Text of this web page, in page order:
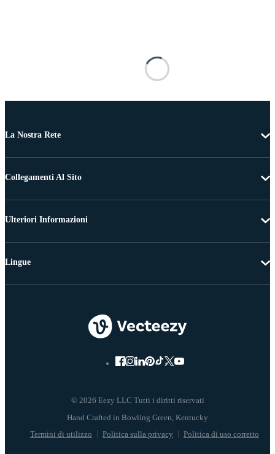
La Nostra Rete
Collegamenti Al Sito
Ulteriori Informazioni
© 2026 Eezy LLC Tutti i diritti riservati
Termini di utilizzo Politica sulla privacy Politica di uso corretto
Lingue